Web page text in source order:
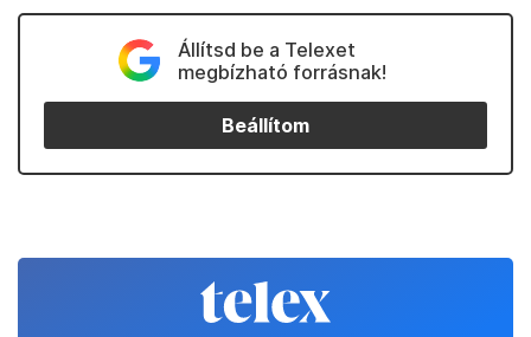
Állítsd be a Telexet
megbízható forrásnak!
Beállítom